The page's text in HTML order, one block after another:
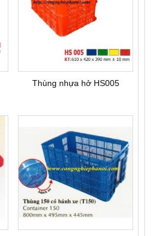
Thùng nhựa hở HS005